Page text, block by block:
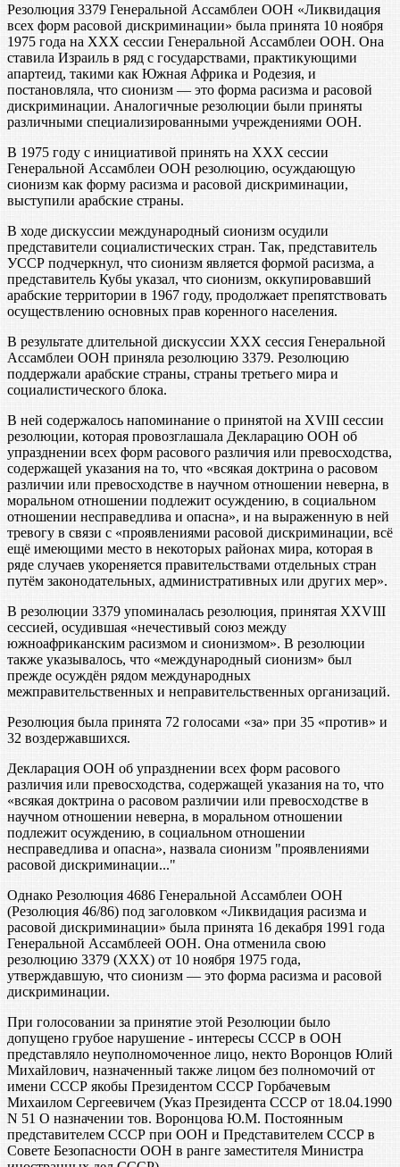
Резолюция 3379 Генеральной Ассамблеи ООН «Ликвидация
всех форм расовой дискриминации» была принята 10 ноября
1975 года на XXX сессии Генеральной Ассамблеи ООН. Она
ставила Израиль в ряд с государствами, практикующими
апартеид, такими как Южная Африка и Родезия, и
постановляла, что сионизм — это форма расизма и расовой
дискриминации. Аналогичные резолюции были приняты
различными специализированными учреждениями ООН.
В 1975 году с инициативой принять на XXX сессии
Генеральной Ассамблеи ООН резолюцию, осуждающую
сионизм как форму расизма и расовой дискриминации,
выступили арабские страны.
В ходе дискуссии международный сионизм осудили
представители социалистических стран. Так, представитель
УССР подчеркнул, что сионизм является формой расизма, а
представитель Кубы указал, что сионизм, оккупировавший
арабские территории в 1967 году, продолжает препятствовать
осуществлению основных прав коренного населения.
В результате длительной дискуссии XXX сессия Генеральной
Ассамблеи ООН приняла резолюцию 3379. Резолюцию
поддержали арабские страны, страны третьего мира и
социалистического блока.
В ней содержалось напоминание о принятой на XVIII сессии
резолюции, которая провозглашала Декларацию ООН об
упразднении всех форм расового различия или превосходства,
содержащей указания на то, что «всякая доктрина о расовом
различии или превосходстве в научном отношении неверна, в
моральном отношении подлежит осуждению, в социальном
отношении несправедлива и опасна», и на выраженную в ней
тревогу в связи с «проявлениями расовой дискриминации, всё
ещё имеющими место в некоторых районах мира, которая в
ряде случаев укореняется правительствами отдельных стран
путём законодательных, административных или других мер».
В резолюции 3379 упоминалась резолюция, принятая XXVIII
сессией, осудившая «нечестивый союз между
южноафриканским расизмом и сионизмом». В резолюции
также указывалось, что «международный сионизм» был
прежде осуждён рядом международных
межправительственных и неправительственных организаций.
Резолюция была принята 72 голосами «за» при 35 «против» и
32 воздержавшихся.
Декларация ООН об упразднении всех форм расового
различия или превосходства, содержащей указания на то, что
«всякая доктрина о расовом различии или превосходстве в
научном отношении неверна, в моральном отношении
подлежит осуждению, в социальном отношении
несправедлива и опасна», назвала сионизм "проявлениями
расовой дискриминации..."
Однако Резолюция 4686 Генеральной Ассамблеи ООН
(Резолюция 46/86) под заголовком «Ликвидация расизма и
расовой дискриминации» была принята 16 декабря 1991 года
Генеральной Ассамблеей ООН. Она отменила свою
резолюцию 3379 (ХХХ) от 10 ноября 1975 года,
утверждавшую, что сионизм — это форма расизма и расовой
дискриминации.
При голосовании за принятие этой Резолюции было
допущено грубое нарушение - интересы СССР в ООН
представляло неуполномоченное лицо, некто Воронцов Юлий
Михайлович, назначенный также лицом без полномочий от
имени СССР якобы Президентом СССР Горбачевым
Михаилом Сергеевичем (Указ Президента СССР от 18.04.1990
N 51 О назначении тов. Воронцова Ю.М. Постоянным
представителем СССР при ООН и Представителем СССР в
Совете Безопасности ООН в ранге заместителя Министра